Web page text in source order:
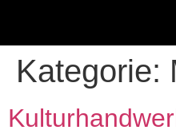
Kategorie: